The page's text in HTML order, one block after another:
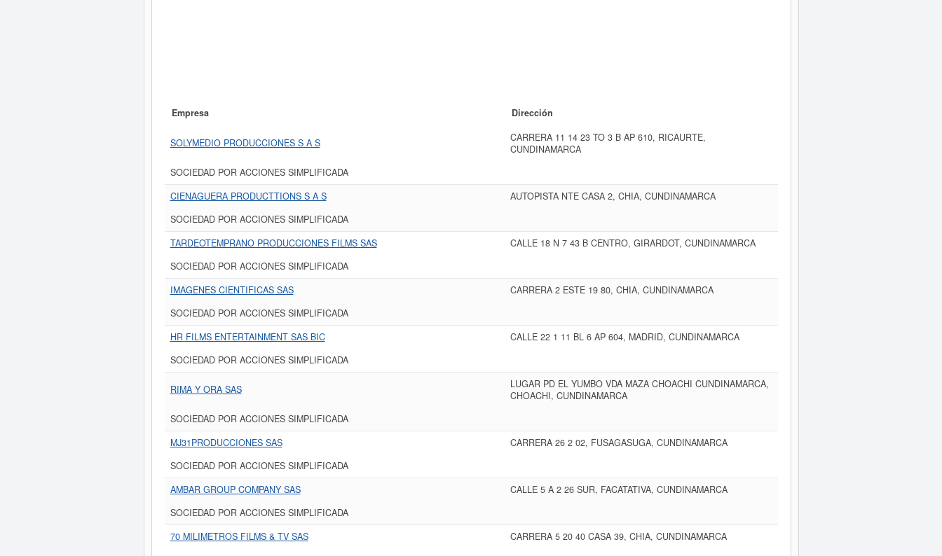
Empresa Dirección
SOLYMEDIO PRODUCCIONES S A S
CARRERA 11 14 23 TO 3 B AP 610, RICAURTE,
CUNDINAMARCA
SOCIEDAD POR ACCIONES SIMPLIFICADA
CIENAGUERA PRODUCTTIONS S A S
AUTOPISTA NTE CASA 2, CHIA, CUNDINAMARCA
SOCIEDAD POR ACCIONES SIMPLIFICADA
TARDEOTEMPRANO PRODUCCIONES FILMS SAS
CALLE 18 N 7 43 B CENTRO, GIRARDOT, CUNDINAMARCA
SOCIEDAD POR ACCIONES SIMPLIFICADA
IMAGENES CIENTIFICAS SAS
CARRERA 2 ESTE 19 80, CHIA, CUNDINAMARCA
SOCIEDAD POR ACCIONES SIMPLIFICADA
HR FILMS ENTERTAINMENT SAS BIC
CALLE 22 1 11 BL 6 AP 604, MADRID, CUNDINAMARCA
SOCIEDAD POR ACCIONES SIMPLIFICADA
RIMA Y ORA SAS
LUGAR PD EL YUMBO VDA MAZA CHOACHI CUNDINAMARCA,
CHOACHI, CUNDINAMARCA
SOCIEDAD POR ACCIONES SIMPLIFICADA
MJ31PRODUCCIONES SAS
CARRERA 26 2 02, FUSAGASUGA, CUNDINAMARCA
SOCIEDAD POR ACCIONES SIMPLIFICADA
AMBAR GROUP COMPANY SAS
CALLE 5 A 2 26 SUR, FACATATIVA, CUNDINAMARCA
SOCIEDAD POR ACCIONES SIMPLIFICADA
70 MILIMETROS FILMS & TV SAS
CARRERA 5 20 40 CASA 39, CHIA, CUNDINAMARCA